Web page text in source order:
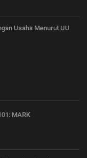
Usaha Menurut UU
MARK